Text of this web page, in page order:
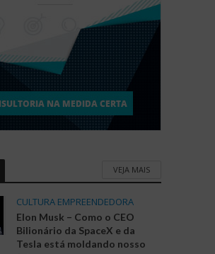
VEJA MAIS
CULTURA EMPREENDEDORA
Elon Musk – Como o CEO
Bilionário da SpaceX e da
Tesla está moldando nosso